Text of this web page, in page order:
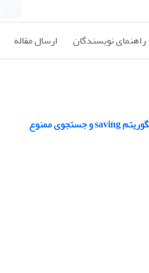
راهنمای نویسندگان ارسال مقاله